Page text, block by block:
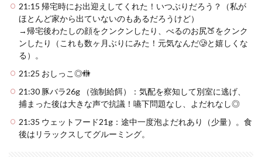
21:15 帰宅時にお出迎えしてくれた！いつぶりだろう？（私が
ほとんど家から出ていないのもあるだろうけど）
→帰宅後わたしの顔をクンクンしたり、べるのお尻🍑をクンク
ンしたり（これも数ヶ月ぶりにみた！元気なんだ🥲と嬉しくな
る）。
21:25 おしっこ◎🚻
21:30 豚バラ26g （強制給餌）：気配を察知して別室に逃げ、
捕まった後は大きな声で抗議！嚥下問題なし、よだれなし◎
21:35 ウェットフード21g：途中一度泡よだれあり（少量）。食
後はリラックスしてグルーミング。